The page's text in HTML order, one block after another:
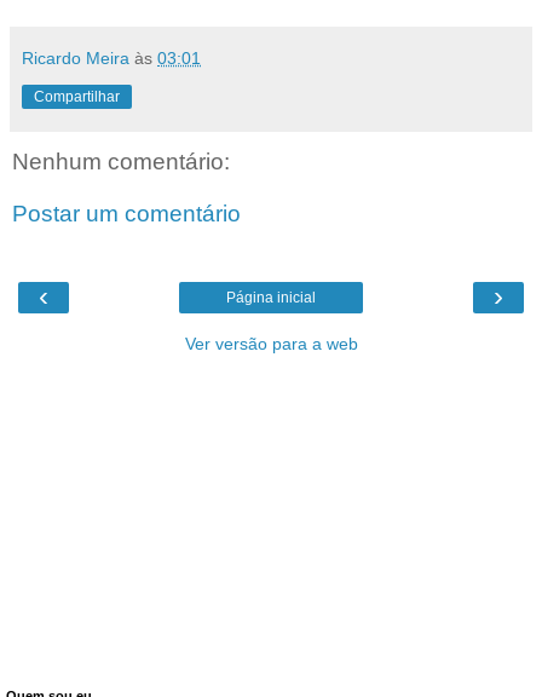
Ricardo Meira às 03:01
Compartilhar
Nenhum comentário:
Postar um comentário
‹ ›
Página inicial
Ver versão para a web